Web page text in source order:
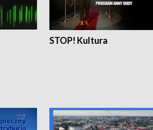
STOP! Kultura